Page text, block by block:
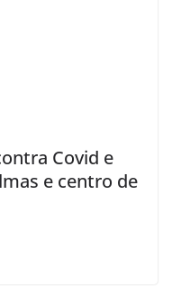
Covid e
e centro de